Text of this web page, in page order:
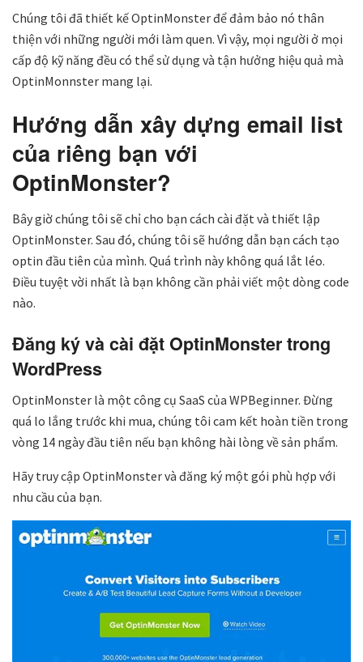
Chúng tôi đã thiết kế OptinMonster để đảm bảo nó thân
thiện với những người mới làm quen. Vì vậy, mọi người ở mọi
cấp độ kỹ năng đều có thể sử dụng và tận hưởng hiệu quả mà
OptinMonnster mang lại.
Hướng dẫn xây dựng email list
của riêng bạn với
OptinMonster?
Bây giờ chúng tôi sẽ chỉ cho bạn cách cài đặt và thiết lập
OptinMonster. Sau đó, chúng tôi sẽ hướng dẫn bạn cách tạo
optin đầu tiên của mình. Quá trình này không quá lắt léo.
Điều tuyệt vời nhất là bạn không cần phải viết một dòng code
nào.
Đăng ký và cài đặt OptinMonster trong
WordPress
OptinMonster là một công cụ SaaS của WPBeginner. Đừng
quá lo lắng trước khi mua, chúng tôi cam kết hoàn tiền trong
vòng 14 ngày đầu tiên nếu bạn không hài lòng về sản phẩm.
Hãy truy cập OptinMonster và đăng ký một gói phù hợp với
nhu cầu của bạn.